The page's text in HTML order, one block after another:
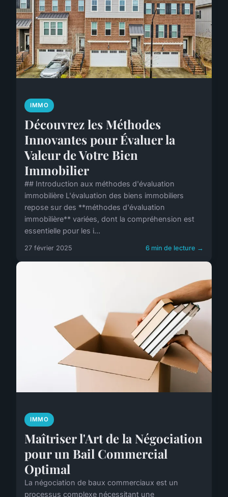
IMMO
Découvrez les Méthodes
Innovantes pour Évaluer la
Valeur de Votre Bien
Immobilier
## Introduction aux méthodes d'évaluation
immobilière L'évaluation des biens immobiliers
repose sur des **méthodes d'évaluation
immobilière** variées, dont la compréhension est
essentielle pour les i...
27 février 2025 6 min de lecture →
IMMO
Maîtriser l'Art de la Négociation
pour un Bail Commercial
Optimal
La négociation de baux commerciaux est un
processus complexe nécessitant une